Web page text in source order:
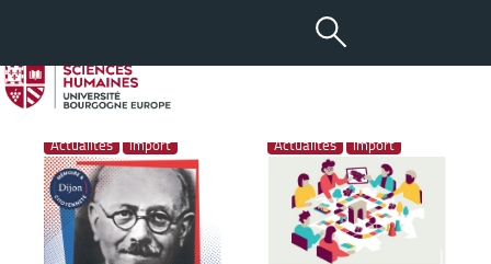
Toutes les actus : import
Actualités import Actualités import